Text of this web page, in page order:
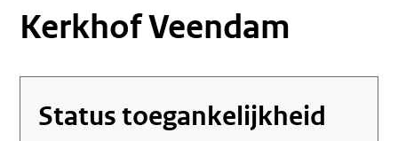
Kerkhof Veendam
Status toegankelijkheid